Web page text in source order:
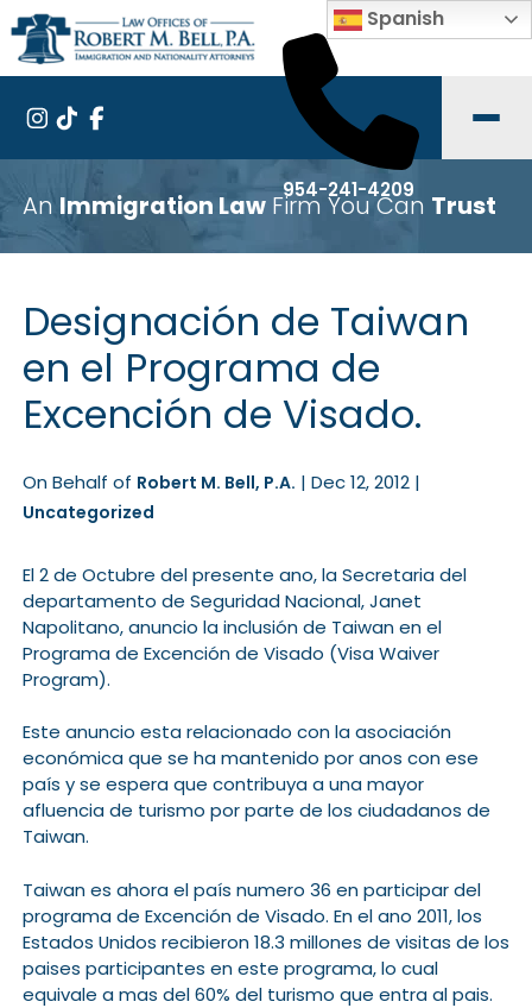
954-241-4209
Spanish
An Immigration LawFirm You Can Trust
Designación de Taiwan
en el Programa de
Excención de Visado.
On Behalf of Robert M. Bell, P.A. | Dec 12, 2012|
Uncategorized
El 2 de Octubre del presente ano, la Secretaria del
departamento de Seguridad Nacional, Janet
Napolitano, anuncio la inclusión de Taiwan en el
Programa de Excención de Visado (Visa Waiver
Program).
Este anuncio esta relacionado con la asociación
económica que se ha mantenido por anos con ese
país y se espera que contribuya a una mayor
afluencia de turismo por parte de los ciudadanos de
Taiwan.
Taiwan es ahora el país numero 36 en participar del
programa de Excención de Visado. En el ano 2011, los
Estados Unidos recibieron 18.3 millones de visitas de los
paises participantes en este programa, lo cual
equivale a mas del 60% del turismo que entra al pais.